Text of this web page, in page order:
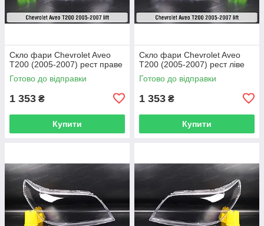
Скло фари Chevrolet Aveo
T200 (2005-2007) рест праве
Готово до відправки
1 353 ₴
Купити
Скло фари Chevrolet Aveo
T200 (2005-2007) рест ліве
Готово до відправки
1 353 ₴
Купити